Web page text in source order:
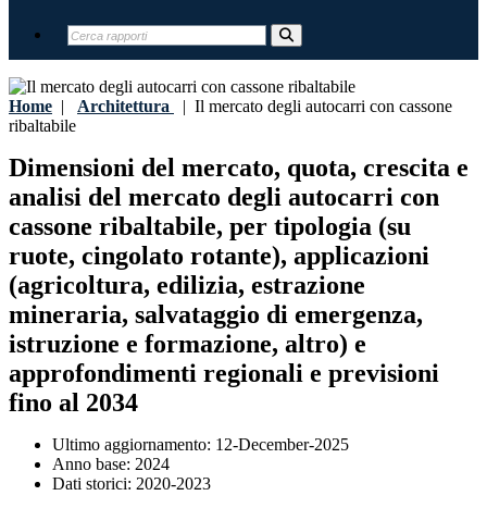
Home | Architettura | Il mercato degli autocarri con cassone
ribaltabile
Dimensioni del mercato, quota, crescita e
analisi del mercato degli autocarri con
cassone ribaltabile, per tipologia (su
ruote, cingolato rotante), applicazioni
(agricoltura, edilizia, estrazione
mineraria, salvataggio di emergenza,
istruzione e formazione, altro) e
approfondimenti regionali e previsioni
fino al 2034
Ultimo aggiornamento: 12-December-2025
Anno base: 2024
Dati storici: 2020-2023